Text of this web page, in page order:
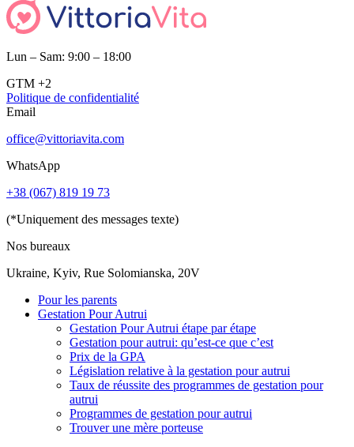
Lun – Sam: 9:00 – 18:00
GTM +2
Politique de confidentialité
Email
office@vittoriavita.com
WhatsApp
+38 (067) 819 19 73
(*Uniquement des messages texte)
Nos bureaux
Ukraine, Kyiv, Rue Solomianska, 20V
Pour les parents
Gestation Pour Autrui
Gestation Pour Autrui étape par étape
Gestation pour autrui: qu’est-ce que c’est
Prix de la GPA
Législation relative à la gestation pour autrui
Taux de réussite des programmes de gestation pour
autrui
Programmes de gestation pour autrui
Trouver une mère porteuse